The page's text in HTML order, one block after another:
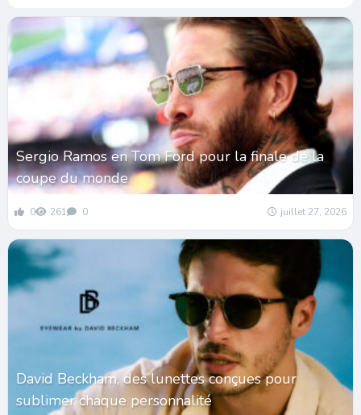
Sergio Ramos en Tom Ford pour la finale de la
coupe du monde
0 261 0 juillet 27, 2026
David Beckham, des lunettes conçues pour
sublimer chaque personnalité